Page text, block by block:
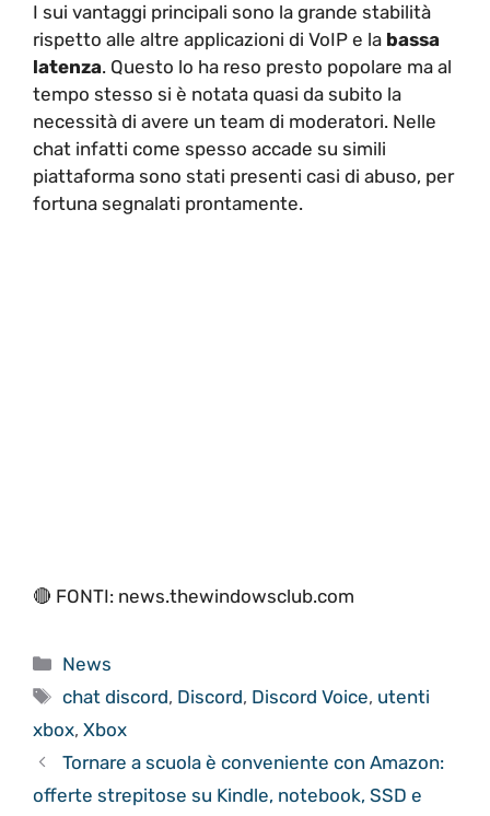
I sui vantaggi principali sono la grande stabilità
rispetto alle altre applicazioni di VoIP e la bassa
latenza. Questo lo ha reso presto popolare ma al
tempo stesso si è notata quasi da subito la
necessità di avere un team di moderatori. Nelle
chat infatti come spesso accade su simili
piattaforma sono stati presenti casi di abuso, per
fortuna segnalati prontamente.
🔴 FONTI: news.thewindowsclub.com
Categorie
News
Tag
chat discord, Discord, Discord Voice, utenti
xbox, Xbox
Tornare a scuola è conveniente con Amazon:
offerte strepitose su Kindle, notebook, SSD e